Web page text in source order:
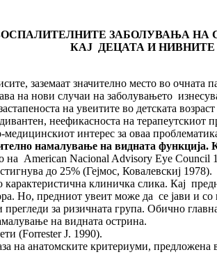
ЗАБОЛУВАЊА НА
КАЈ ДЕЦАТА И
заземаат значително место во очната
на нови случаи на заболувањето
на увеитите во детската
неефикасноста на терапеутскиот
интерес за оваа
намалување на видната
на American Nacional Advisory Eye Council
до 25% (Гејмос, Ковалевскиј 1978).
клиничка слика. Кај
Но, предниот увеит може да се јави и
за ризичната група. Обично
на видната острина.
(Forrester J. 1990).
на анатомските критериуми,